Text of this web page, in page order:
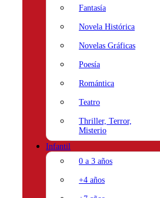
Fantasía
Novela Histórica
Novelas Gráficas
Poesía
Romántica
Teatro
Thriller, Terror,
Misterio
Infantil
0 a 3 años
+4 años